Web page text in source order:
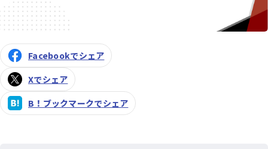
Facebookでシェア
Xでシェア
B！ブックマークでシェア